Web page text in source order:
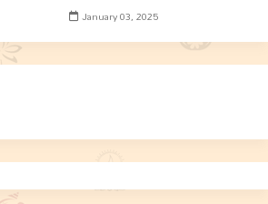
January 03, 2025